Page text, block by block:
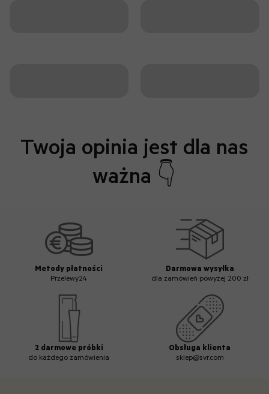
Twoja opinia jest dla nas
ważna 👇
Metody płatności
Przelewy24
Darmowa wysyłka
dla zamówień powyżej 200 zł
2 darmowe próbki
do każdego zamówienia
Obsługa klienta
sklep@svr.com